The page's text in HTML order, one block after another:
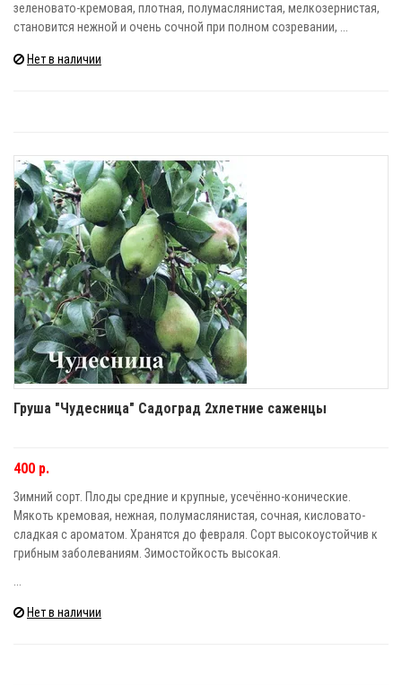
зеленовато-кремовая, плотная, полумаслянистая, мелкозернистая,
становится нежной и очень сочной при полном созревании, ...
Нет в наличии
Груша "Чудесница" Садоград 2хлетние саженцы
400 р.
Зимний сорт. Плоды средние и крупные, усечённо-конические.
Мякоть кремовая, нежная, полумаслянистая, сочная, кисловато-
сладкая с ароматом. Хранятся до февраля. Сорт высокоустойчив к
грибным заболеваниям. Зимостойкость высокая.
Нет в наличии